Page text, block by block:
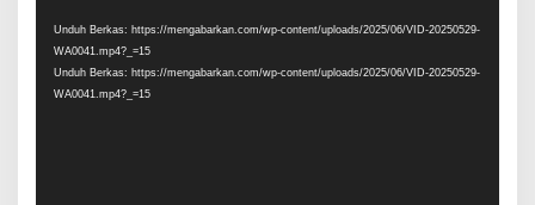
Unduh Berkas: https://mengabarkan.com/wp-content/uploads/2025/06/VID-20250529-
WA0041.mp4?_=15
Unduh Berkas: https://mengabarkan.com/wp-content/uploads/2025/06/VID-20250529-
WA0041.mp4?_=15